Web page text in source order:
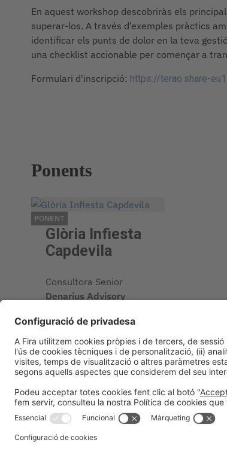
En aquest workshop descobriràs els
superar-los. A través d’exemples pràctics
identificar els punts de dolor en la teva
una checklist accionable per començar a
Formulari d'inscripció: https://terao.share-
Ponents
PONENT
Glòria Infiesta
Capdevila
Consultora Senior
Denarius Advisory
Sant Cugat del Vallès,
Organitzadors